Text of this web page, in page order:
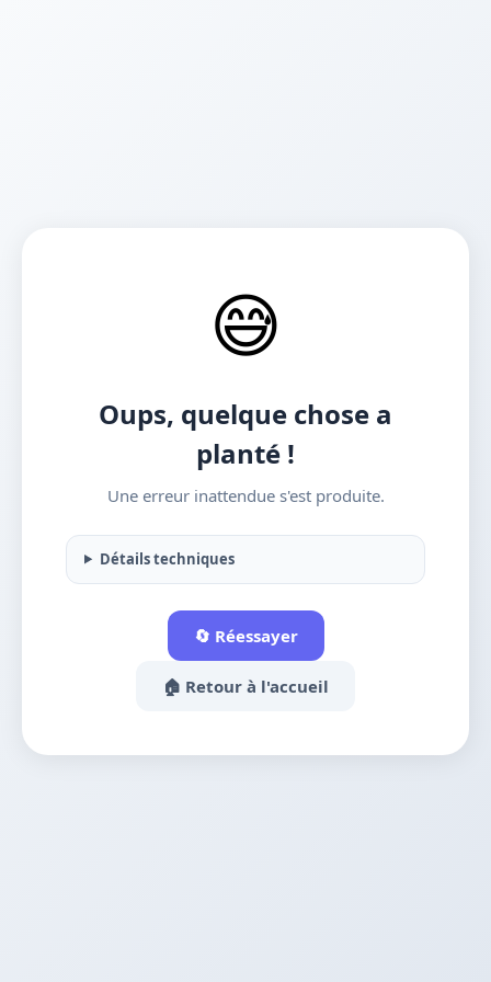
😅
Oups, quelque chose a
planté !
Une erreur inattendue s'est produite.
Détails techniques
🔄 Réessayer
🏠 Retour à l'accueil